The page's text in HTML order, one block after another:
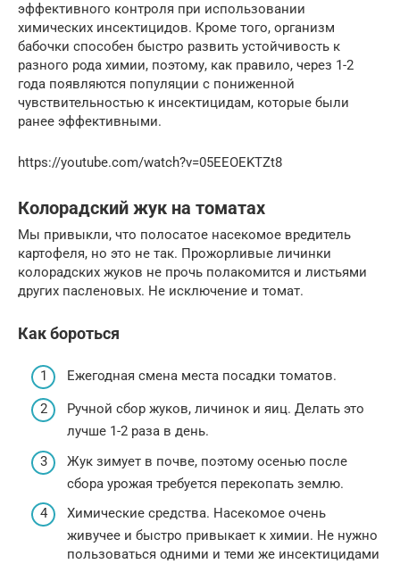
эффективного контроля при использовании
химических инсектицидов. Кроме того, организм
бабочки способен быстро развить устойчивость к
разного рода химии, поэтому, как правило, через 1-2
года появляются популяции с пониженной
чувствительностью к инсектицидам, которые были
ранее эффективными.
https://youtube.com/watch?v=05EEOEKTZt8
Колорадский жук на томатах
Мы привыкли, что полосатое насекомое вредитель
картофеля, но это не так. Прожорливые личинки
колорадских жуков не прочь полакомится и листьями
других пасленовых. Не исключение и томат.
Как бороться
Ежегодная смена места посадки томатов.
Ручной сбор жуков, личинок и яиц. Делать это
лучше 1-2 раза в день.
Жук зимует в почве, поэтому осенью после
сбора урожая требуется перекопать землю.
Химические средства. Насекомое очень
живучее и быстро привыкает к химии. Не нужно
пользоваться одними и теми же инсектицидами